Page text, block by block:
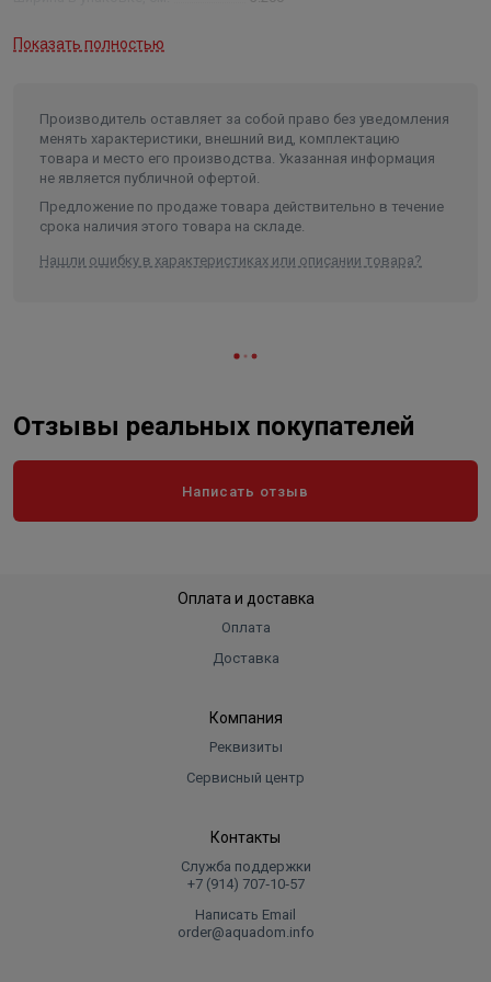
Показать полностью
Производитель оставляет за собой право без уведомления
менять характеристики, внешний вид, комплектацию
товара и место его производства. Указанная информация
не является публичной офертой.
Предложение по продаже товара действительно в течение
срока наличия этого товара на складе.
Нашли ошибку в характеристиках или описании товара?
Отзывы реальных покупателей
Написать отзыв
Оплата и доставка
Оплата
Доставка
Компания
Реквизиты
Сервисный центр
Контакты
Служба поддержки
+7 (914) 707‑10‑57
Написать Email
order@aquadom.info